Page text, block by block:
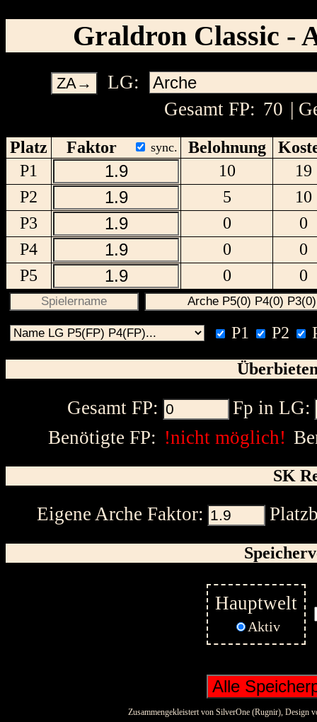
Graldron Classic -
ZA→
LG:
Gesamt FP: 70 |
Platz Faktor sync. Belohnung
P1
10
19
P2
5
10
P3
0
0
P4
0
0
P5
0 0
P1 P2
Gesamt FP:
Fp in LG:
Benötigte FP: !nicht möglich!
SK
Eigene Arche Faktor:
Hauptwelt
Aktiv
Alle
Zusammengekleistert von SilverOne (Rugnir), Design